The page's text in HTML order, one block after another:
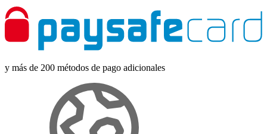
y más de 200 métodos de pago adicionales